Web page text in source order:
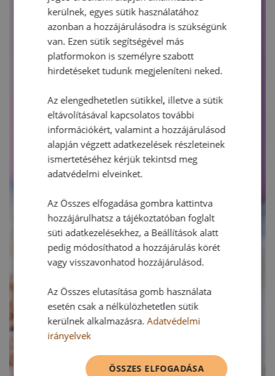
kerülnek, egyes sütik használatához
azonban a hozzájárulásodra is szükségünk
van. Ezen sütik segítségével más
platformokon is személyre szabott
hirdetéseket tudunk megjeleníteni neked.
Az elengedhetetlen sütikkel, illetve a sütik
eltávolításával kapcsolatos további
információkért, valamint a hozzájárulásod
alapján végzett adatkezelések részleteinek
ismertetéséhez kérjük tekintsd meg
adatvédelmi elveinket.
Az Összes elfogadása gombra kattintva
hozzájárulhatsz a tájékoztatóban foglalt
süti adatkezelésekhez, a Beállítások alatt
pedig módosíthatod a hozzájárulás körét
vagy visszavonhatod hozzájárulásod.
Az Összes elutasítása gomb használata
esetén csak a nélkülözhetetlen sütik
kerülnek alkalmazásra.Adatvédelmi
irányelvek
ÖSSZES ELFOGADÁSA